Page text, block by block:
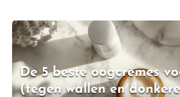
De 5 beste oogcrèmes
(tegen wallen en